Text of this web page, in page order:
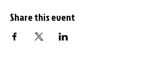
Share this event